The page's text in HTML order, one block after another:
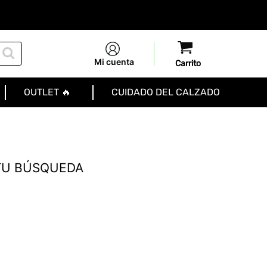
Mi cuenta
OUTLET 🔥 CUIDADO DEL CALZADO
BÚSQUEDA